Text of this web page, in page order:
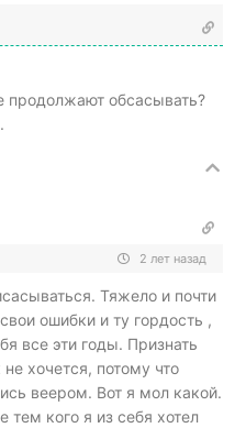
продолжают обсасывать?
2 лет назад
Тяжело и почти
ошибки и ту гордость ,
все эти годы. Признать
хочется, потому что
веером. Вот я мол какой.
тем кого я из себя хотел